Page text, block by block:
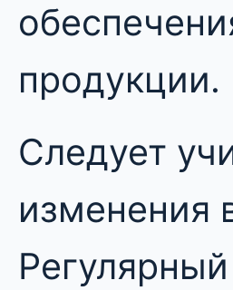
продукции.
Следует
изменения